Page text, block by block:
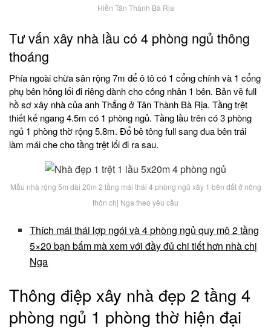
Hiền Tân Thành Bà Rịa
Tư vấn xây nhà lầu có 4 phòng ngủ thông
thoáng
Phía ngoài chừa sân rộng 7m để ô tô có 1 cổng chính và 1 cổng
phụ bên hông lối đi riêng dành cho công nhân 1 bên. Bản vẽ full
hồ sơ xây nhà của anh Thắng ở Tân Thành Bà Rịa. Tầng trệt
thiết kế ngang 4.5m có 1 phòng ngủ. Tầng lầu trên có 3 phòng
ngủ 1 phòng thờ rộng 5.8m. Đổ bê tông full sang đua bên trái
làm mái che cho tầng trệt lối đi ra sau.
Mẫu nhà rộng 5m dài 20m 2 tầng mái thái 4 phòng ngủ xây 1 bên đất ở nông
thôn chị Nga theo yêu cầu
Thích mái thái lợp ngói và 4 phòng ngủ quy mô 2 tầng
5×20 bạn bấm mà xem với đầy đủ chi tiết hơn nhà chị
Nga
Thông điệp xây nhà đẹp 2 tầng 4
phòng ngủ 1 phòng thờ hiện đại